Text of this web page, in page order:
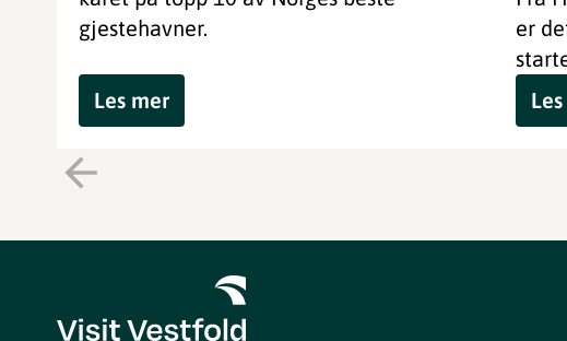
gjestehavner.
Les mer
er